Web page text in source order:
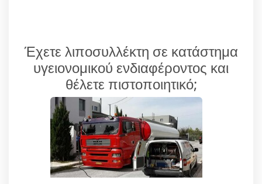
Έχετε λιποσυλλέκτη σε κατάστημα
υγειονομικού ενδιαφέροντος και
θέλετε πιστοποιητικό;